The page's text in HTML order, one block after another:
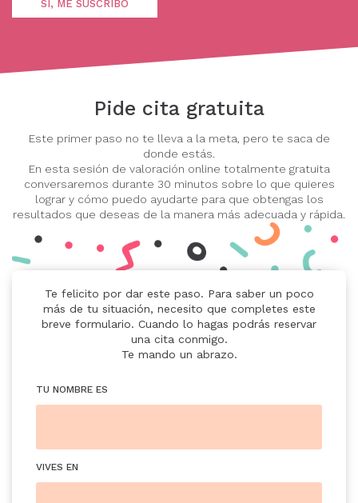
Pide cita gratuita
Este primer paso no te lleva a la meta, pero te saca de
donde estás.
En esta sesión de valoración online totalmente gratuita
conversaremos durante 30 minutos sobre lo que quieres
lograr y cómo puedo ayudarte para que obtengas los
resultados que deseas de la manera más adecuada y rápida.
Te felicito por dar este paso. Para saber un poco
más de tu situación, necesito que completes este
breve formulario. Cuando lo hagas podrás reservar
una cita conmigo.
Te mando un abrazo.
TU NOMBRE ES
VIVES EN